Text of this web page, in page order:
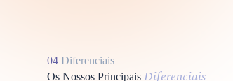
04 Diferenciais
Os Nossos Principais Diferenciais